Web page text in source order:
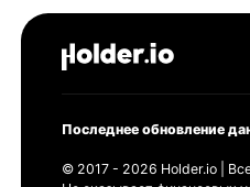
Последнее обновление
© 2017 - 2026 Holder.io |